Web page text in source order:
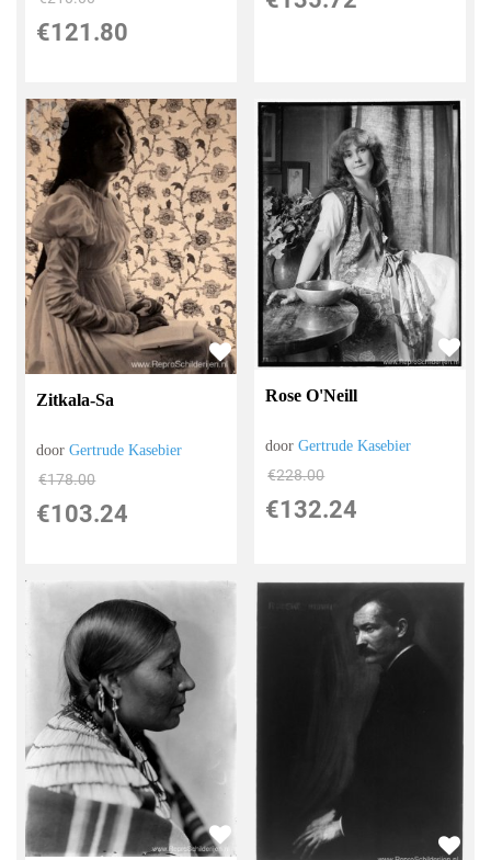
€121.80
Zitkala-Sa
doorGertrude Kasebier
€178.00
€103.24
Rose O'Neill
doorGertrude Kasebier
€228.00
€132.24